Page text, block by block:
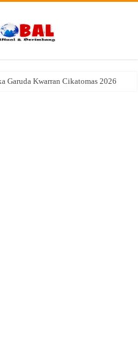
Garuda Kwarran Cikatomas 2026